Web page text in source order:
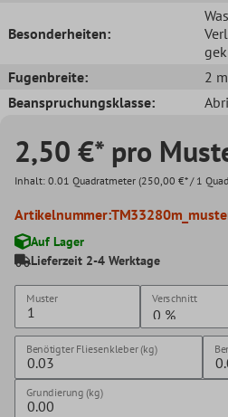
Besonderheiten:
Fugenbreite:
2
Beanspruchungsklasse:
2,50 €* pro
Inhalt: 0.01 Quadratmeter (250,00 €* / 1
Artikelnummer:
Auf Lager
Lieferzeit 2-4 Werktage
Muster Verschnitt
Benötigter Fliesenkleber (kg)
Grundierung (kg)